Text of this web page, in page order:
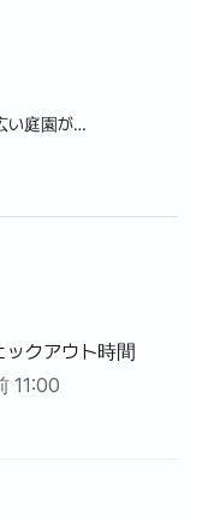
い庭園があ
ョン団地2
ックアウト時間
11:00